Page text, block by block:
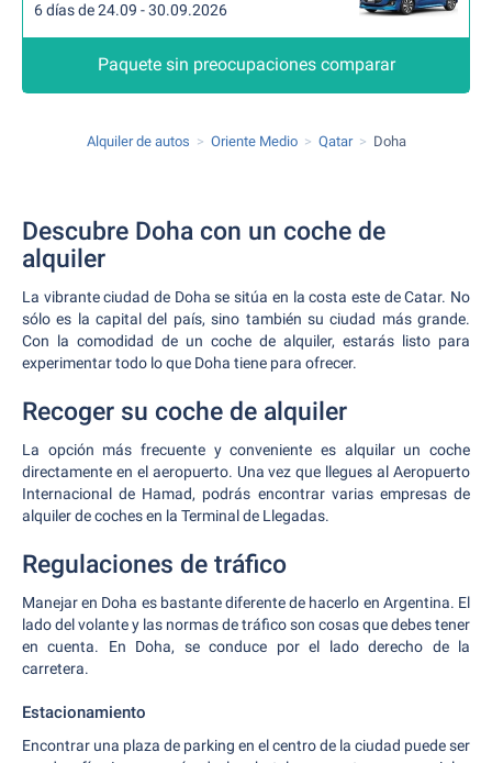
6 días de 24.09 - 30.09.2026
Paquete sin preocupaciones comparar
Alquiler de autos Oriente Medio Qatar Doha
Descubre Doha con un coche de
alquiler
La vibrante ciudad de Doha se sitúa en la costa este de Catar. No
sólo es la capital del país, sino también su ciudad más grande.
Con la comodidad de un coche de alquiler, estarás listo para
experimentar todo lo que Doha tiene para ofrecer.
Recoger su coche de alquiler
La opción más frecuente y conveniente es alquilar un coche
directamente en el aeropuerto. Una vez que llegues al Aeropuerto
Internacional de Hamad, podrás encontrar varias empresas de
alquiler de coches en la Terminal de Llegadas.
Regulaciones de tráfico
Manejar en Doha es bastante diferente de hacerlo en Argentina. El
lado del volante y las normas de tráfico son cosas que debes tener
en cuenta. En Doha, se conduce por el lado derecho de la
carretera.
Estacionamiento
Encontrar una plaza de parking en el centro de la ciudad puede ser